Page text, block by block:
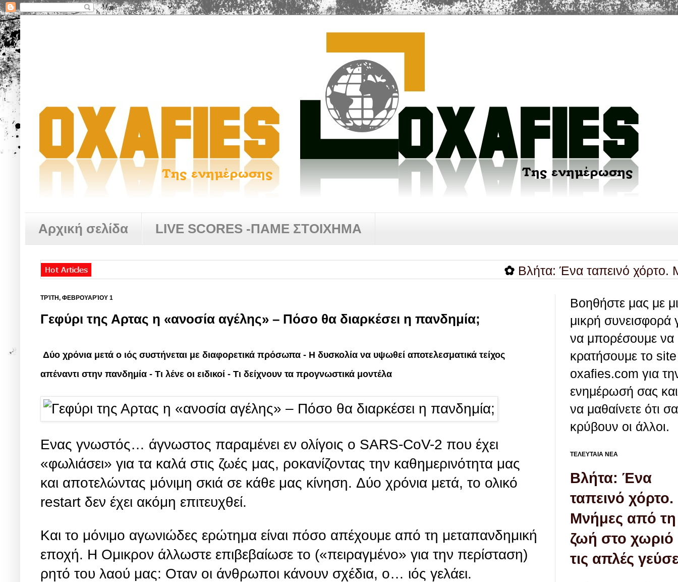
Αρχική σελίδα LIVE SCORES -ΠΑΜΕ ΣΤΟΙΧΗΜΑ
Bλήτα: Ένα ταπεινό χόρτο.
ΤΡΊΤΗ, ΦΕΒΡΟΥΑΡΊΟΥ 1
Γεφύρι της Αρτας η «ανοσία αγέλης» – Πόσο θα διαρκέσει η πανδημία;
Δύο χρόνια μετά ο ιός συστήνεται με διαφορετικά πρόσωπα - Η δυσκολία να υψωθεί αποτελεσματικά τείχος
απέναντι στην πανδημία - Τι λένε οι ειδικοί - Τι δείχνουν τα προγνωστικά μοντέλα
Ενας γνωστός… άγνωστος παραμένει εν ολίγοις ο SARS-CoV-2 που έχει
«φωλιάσει» για τα καλά στις ζωές μας, ροκανίζοντας την καθημερινότητα μας
και αποτελώντας μόνιμη σκιά σε κάθε μας κίνηση. Δύο χρόνια μετά, το ολικό
restart δεν έχει ακόμη επιτευχθεί.
Και το μόνιμο αγωνιώδες ερώτημα είναι πόσο απέχουμε από τη μεταπανδημική
εποχή. Η Ομικρον άλλωστε επιβεβαίωσε το («πειραγμένο» για την περίσταση)
ρητό του λαού μας: Οταν οι άνθρωποι κάνουν σχέδια, ο… ιός γελάει.
Βοηθήστε μας με
μικρή συνεισφορά
να μπορέσουμε να
κρατήσουμε το site
oxafies.com για
ενημέρωσή σας
να μαθαίνετε ότι
κρύβουν οι άλλοι.
ΤΕΛΕΥΤΑΙΑ ΝΕΑ
Bλήτα: Ένα
ταπεινό χόρτο.
Μνήμες από τη
ζωή στο χωριό
τις απλές